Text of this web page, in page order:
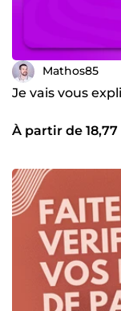
Mathos85
Je vais vous
À partir de 18,77